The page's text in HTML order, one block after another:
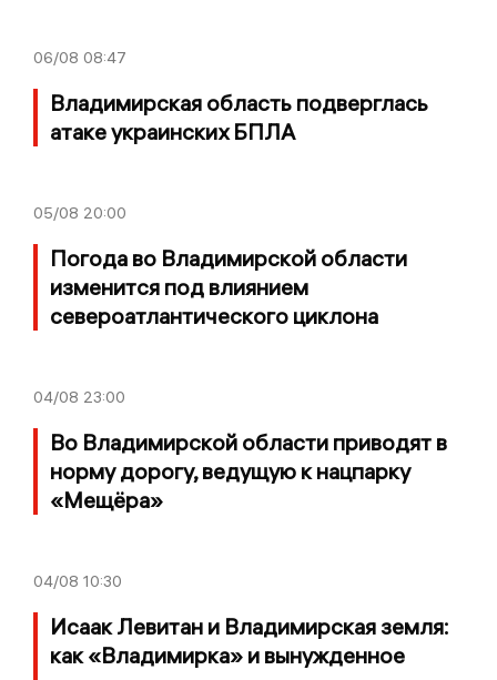
06/08 08:47
Владимирская область подверглась
атаке украинских БПЛА
05/08 20:00
Погода во Владимирской области
изменится под влиянием
североатлантического циклона
04/08 23:00
Во Владимирской области приводят в
норму дорогу, ведущую к нацпарку
«Мещёра»
04/08 10:30
Исаак Левитан и Владимирская земля:
как «Владимирка» и вынужденное